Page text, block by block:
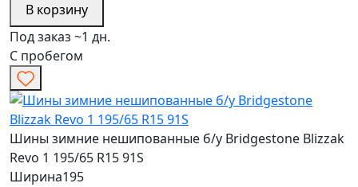
В корзину
Под заказ ~1 дн.
С пробегом
Шины зимние нешипованные б/у Bridgestone Blizzak
Revo 1 195/65 R15 91S
Ширина195